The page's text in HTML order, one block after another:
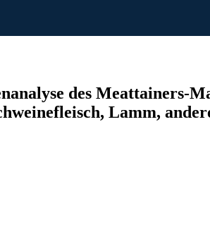
des Meattainers-
Lamm,